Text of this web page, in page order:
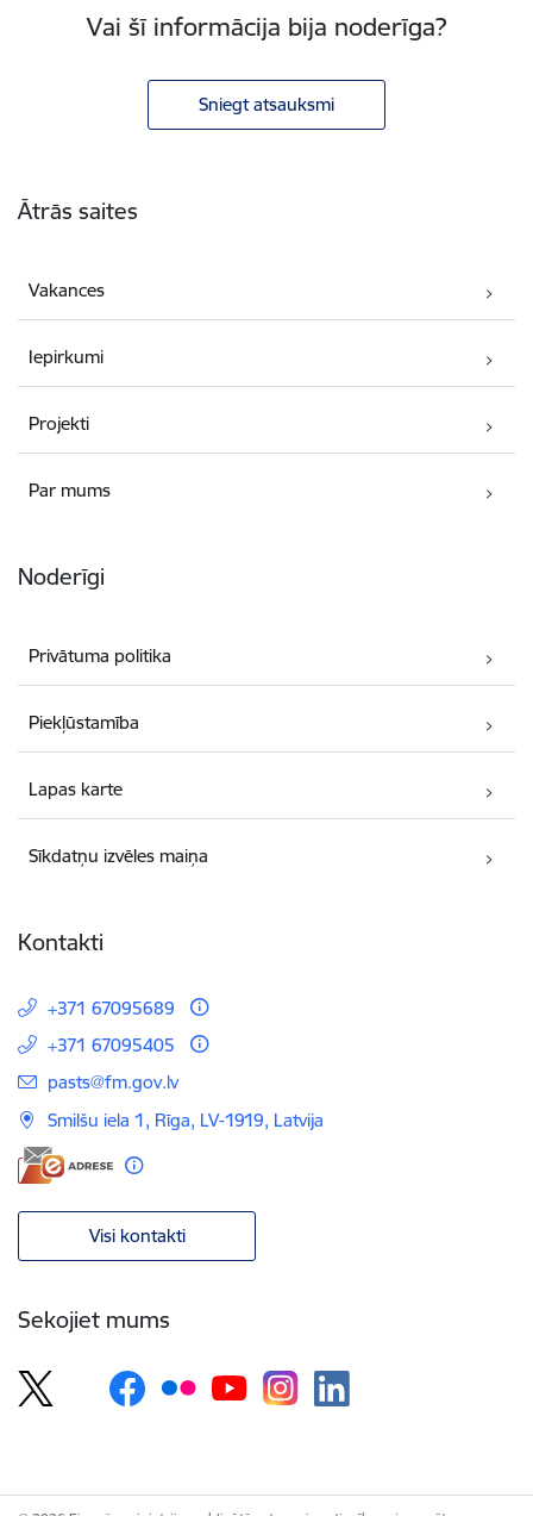
Vai šī informācija bija noderīga?
Sniegt atsauksmi
Ātrās saites
Vakances
Iepirkumi
Projekti
Par mums
Noderīgi
Privātuma politika
Piekļūstamība
Lapas karte
Sīkdatņu izvēles maiņa
Kontakti
+371 67095689
+371 67095405
E-pasts:
pasts@fm.gov.lv
Smilšu iela 1, Rīga, LV-1919, Latvija
Visi kontakti
Sekojiet mums